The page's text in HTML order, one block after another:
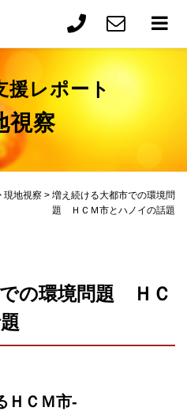
援レポート
視察
現地視察 > 増え続ける大都市での環境問
題 ＨＣＭ市とハノイの話題
の環境問題 ＨＣ
ＨＣＭ市‐